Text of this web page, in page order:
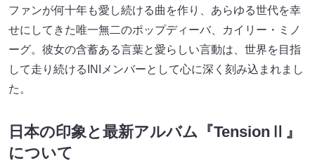
ファンが何十年も愛し続ける曲を作り、あらゆる世代を幸
せにしてきた唯一無二のポップディーバ、カイリー・ミノ
ーグ。彼女の含蓄ある言葉と愛らしい言動は、世界を目指
して走り続けるINIメンバーとして心に深く刻み込まれまし
た。
日本の印象と最新アルバム『TensionⅡ』
について